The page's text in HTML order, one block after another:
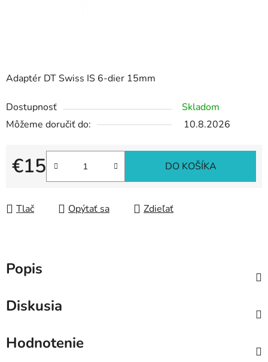
Adaptér DT Swiss IS 6-dier 15mm
Dostupnosť
Skladom
Môžeme doručiť do:
10.8.2026
€15
Jednotková cena:
DO KOŠÍKA
Tlač Opýtať sa Zdieľať
Popis
Diskusia
Hodnotenie